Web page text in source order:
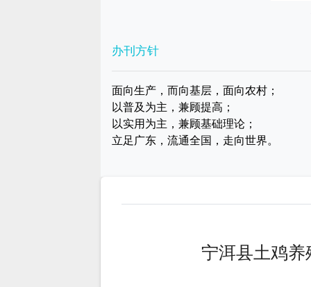
办刊方针
面向生产，而向基层，面向农村；
以普及为主，兼顾提高；
以实用为主，兼顾基础理论；
立足广东，流通全国，走向世界。
宁洱县土鸡